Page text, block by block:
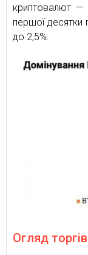
криптовалют —
першої десятки
до 2,5%.
Огляд